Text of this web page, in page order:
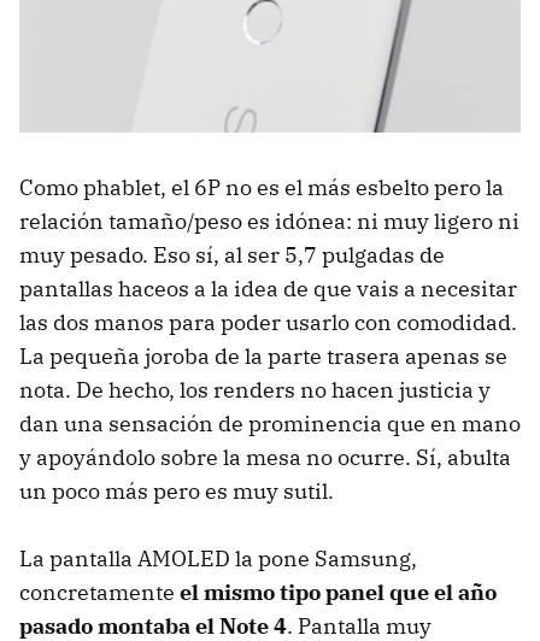
Como phablet, el 6P no es el más esbelto pero la
relación tamaño/peso es idónea: ni muy ligero ni
muy pesado. Eso sí, al ser 5,7 pulgadas de
pantallas haceos a la idea de que vais a necesitar
las dos manos para poder usarlo con comodidad.
La pequeña joroba de la parte trasera apenas se
nota. De hecho, los renders no hacen justicia y
dan una sensación de prominencia que en mano
y apoyándolo sobre la mesa no ocurre. Sí, abulta
un poco más pero es muy sutil.
La pantalla AMOLED la pone Samsung,
concretamente el mismo tipo panel que el año
pasado montaba el Note 4. Pantalla muy